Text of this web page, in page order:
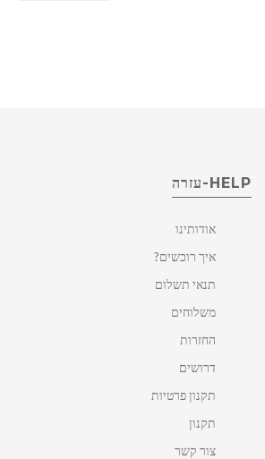
HELP-עזרה
אודותינו
איך רוכשים?
תנאי תשלום
משלוחים
החזרות
דרושים
תקנון פרטיות
תקנון
צור קשר